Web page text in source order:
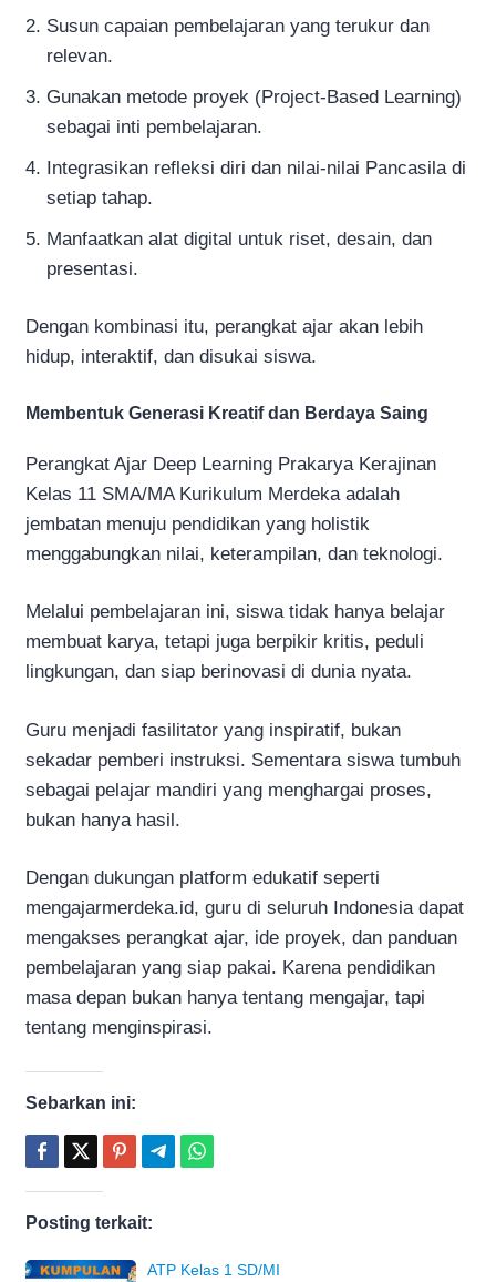
Susun capaian pembelajaran yang terukur dan
relevan.
Gunakan metode proyek (Project-Based Learning)
sebagai inti pembelajaran.
Integrasikan refleksi diri dan nilai-nilai Pancasila di
setiap tahap.
Manfaatkan alat digital untuk riset, desain, dan
presentasi.
Dengan kombinasi itu, perangkat ajar akan lebih
hidup, interaktif, dan disukai siswa.
Membentuk Generasi Kreatif dan Berdaya Saing
Perangkat Ajar Deep Learning Prakarya Kerajinan
Kelas 11 SMA/MA Kurikulum Merdeka adalah
jembatan menuju pendidikan yang holistik
menggabungkan nilai, keterampilan, dan teknologi.
Melalui pembelajaran ini, siswa tidak hanya belajar
membuat karya, tetapi juga berpikir kritis, peduli
lingkungan, dan siap berinovasi di dunia nyata.
Guru menjadi fasilitator yang inspiratif, bukan
sekadar pemberi instruksi. Sementara siswa tumbuh
sebagai pelajar mandiri yang menghargai proses,
bukan hanya hasil.
Dengan dukungan platform edukatif seperti
mengajarmerdeka.id, guru di seluruh Indonesia dapat
mengakses perangkat ajar, ide proyek, dan panduan
pembelajaran yang siap pakai. Karena pendidikan
masa depan bukan hanya tentang mengajar, tapi
tentang menginspirasi.
Sebarkan ini:
Posting terkait:
ATP Kelas 1 SD/MI